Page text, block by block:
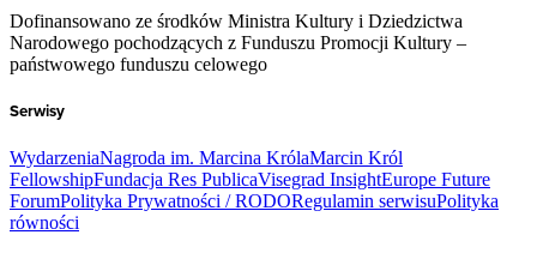
Dofinansowano ze środków Ministra Kultury i Dziedzictwa
Narodowego pochodzących z Funduszu Promocji Kultury –
państwowego funduszu celowego
Serwisy
WydarzeniaNagroda im. Marcina KrólaMarcin Król
FellowshipFundacja Res PublicaVisegrad InsightEurope Future
ForumPolityka Prywatności / RODORegulamin serwisuPolityka
równości